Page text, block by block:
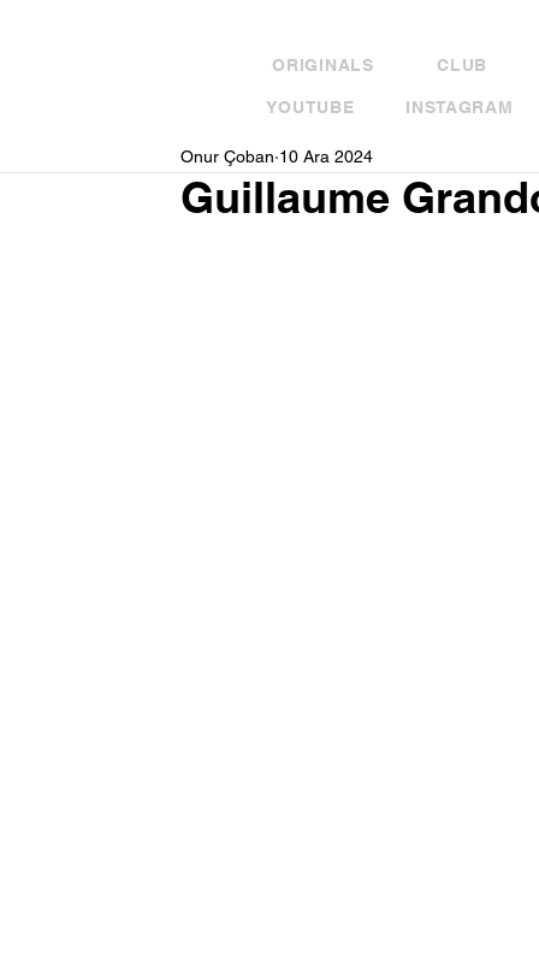
ORIGINALS CLUB
YOUTUBE INSTAGRAM
Guillaume
Onur Çoban 10 Ara 2024